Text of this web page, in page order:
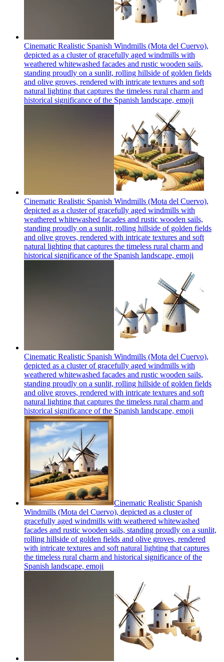
Cinematic Realistic Spanish Windmills (Mota del Cuervo),
depicted as a cluster of gracefully aged windmills with
weathered whitewashed facades and rustic wooden sails,
standing proudly on a sunlit, rolling hillside of golden fields
and olive groves, rendered with intricate textures and soft
natural lighting that captures the timeless rural charm and
historical significance of the Spanish landscape, emoji
Cinematic Realistic Spanish Windmills (Mota del Cuervo),
depicted as a cluster of gracefully aged windmills with
weathered whitewashed facades and rustic wooden sails,
standing proudly on a sunlit, rolling hillside of golden fields
and olive groves, rendered with intricate textures and soft
natural lighting that captures the timeless rural charm and
historical significance of the Spanish landscape, emoji
Cinematic Realistic Spanish Windmills (Mota del Cuervo),
depicted as a cluster of gracefully aged windmills with
weathered whitewashed facades and rustic wooden sails,
standing proudly on a sunlit, rolling hillside of golden fields
and olive groves, rendered with intricate textures and soft
natural lighting that captures the timeless rural charm and
historical significance of the Spanish landscape, emoji
​Cinematic Realistic Spanish
Windmills (Mota del Cuervo), depicted as a cluster of
gracefully aged windmills with weathered whitewashed
facades and rustic wooden sails, standing proudly on a sunlit,
rolling hillside of golden fields and olive groves, rendered
with intricate textures and soft natural lighting that captures
the timeless rural charm and historical significance of the
Spanish landscape, emoji